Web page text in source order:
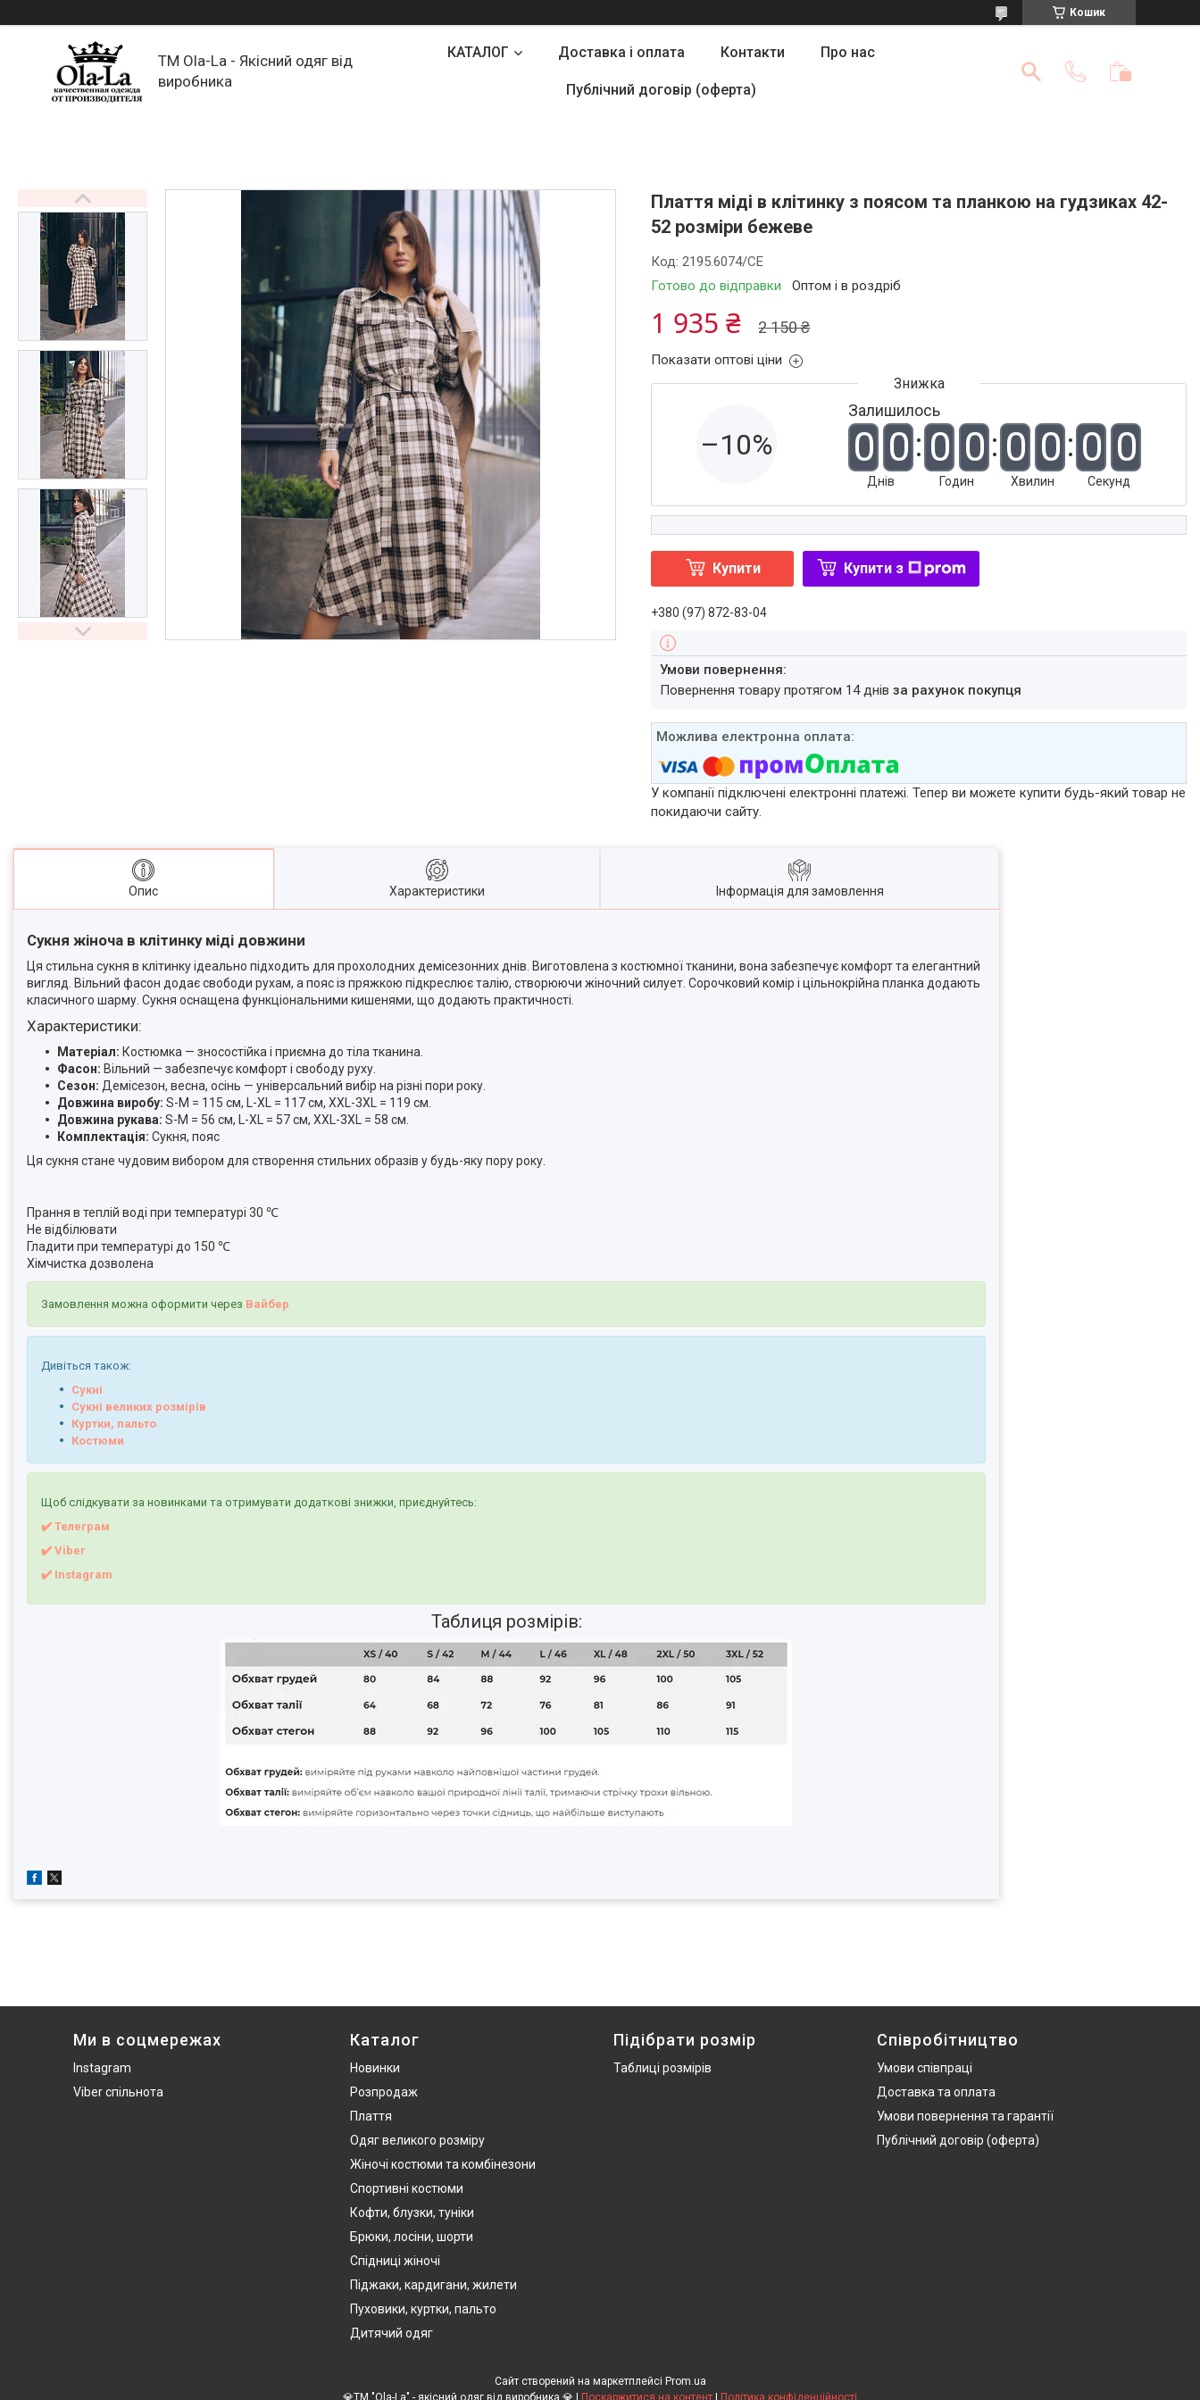
Кошик
TM Ola-La - Якісний одяг від
виробника
КАТАЛОГ Доставка і оплата Контакти Про нас
Публічний договір (оферта)
Плаття міді в клітинку з поясом та планкою на гудзиках 42-
52 розміри бежеве
Готово до відправки Оптом і в роздріб
Код:2195.6074/СЕ
2 150 ₴
1 935 ₴
Показати оптові ціни
–10%
Залишилось
0 0
Днів
0 0
Годин
0 0
Хвилин
0 0
Секунд
Купити Купити з
+380 (97) 872-83-04
повернення товару протягом 14 днівза рахунок покупця
У компанії підключені електронні платежі. Тепер ви можете купити будь-який товар не
покидаючи сайту.
Опис Характеристики Інформація для замовлення
Сукня жіноча в клітинку міді довжини
Ця стильна сукня в клітинку ідеально підходить для прохолодних демісезонних днів. Виготовлена з костюмної тканини, вона забезпечує комфорт та елегантний
вигляд. Вільний фасон додає свободи рухам, а пояс із пряжкою підкреслює талію, створюючи жіночний силует. Сорочковий комір і цільнокрійна планка додають
класичного шарму. Сукня оснащена функціональними кишенями, що додають практичності.
Характеристики:
Матеріал: Костюмка — зносостійка і приємна до тіла тканина.
Фасон: Вільний — забезпечує комфорт і свободу руху.
Сезон: Демісезон, весна, осінь — універсальний вибір на різні пори року.
Довжина виробу: S-M = 115 см, L-XL = 117 см, XXL-3XL = 119 см.
Довжина рукава: S-M = 56 см, L-XL = 57 см, XXL-3XL = 58 см.
Комплектація: Сукня, пояс
Ця сукня стане чудовим вибором для створення стильних образів у будь-яку пору року.
Прання в теплій воді при температурі 30 ℃
Не відбілювати
Гладити при температурі до 150 ℃
Хімчистка дозволена
Замовлення можна оформити через Вайбер
Дивіться також:
Сукні
Сукні великих розмірів
Куртки, пальто
Костюми
Щоб слідкувати за новинками та отримувати додаткові знижки, приєднуйтесь:
✔️ Телеграм
✔️ Viber
✔️ Instagram
Таблиця розмірів:
Ми в соцмережах
Instagram
Viber спільнота
Каталог
Новинки
Розпродаж
Плаття
Одяг великого розміру
Жіночі костюми та комбінезони
Спортивні костюми
Кофти, блузки, туніки
Брюки, лосіни, шорти
Спідниці жіночі
Піджаки, кардигани, жилети
Пуховики, куртки, пальто
Дитячий одяг
Підібрати розмір
Таблиці розмірів
Співробітництво
Умови співпраці
Доставка та оплата
Умови повернення та гарантії
Публічний договір (оферта)
Сайт створений на маркетплейсі Prom.ua
Поскаржитися на контент Політика конфіденційності